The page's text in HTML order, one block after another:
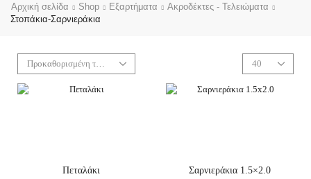
Αρχική σελίδα Shop Εξαρτήματα
Ακροδέκτες - Τελειώματα
Στοπάκια-Σαρνιεράκια
Πεταλάκι
Σαρνιεράκια 1.5×2.0